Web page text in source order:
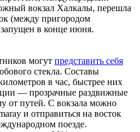
вокзал Халкалы, перешла
(между пригородом
в конце июня.
могут представить себя
стекла. Составы
в час, быстрее них
— прозрачные раздвижные
от путей. С вокзала можно
и отправиться на восток
поезде.